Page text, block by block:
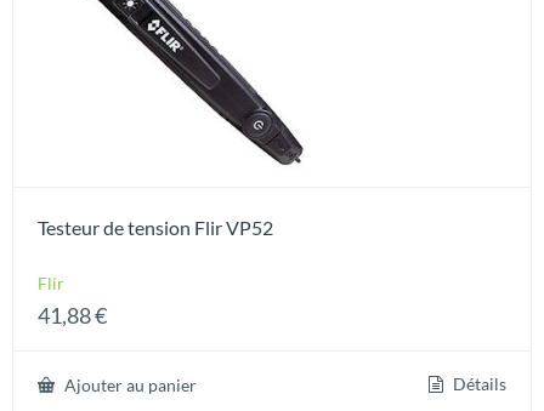
Testeur de tension Flir VP52
Flir
41,88€
Ajouter au panier Détails